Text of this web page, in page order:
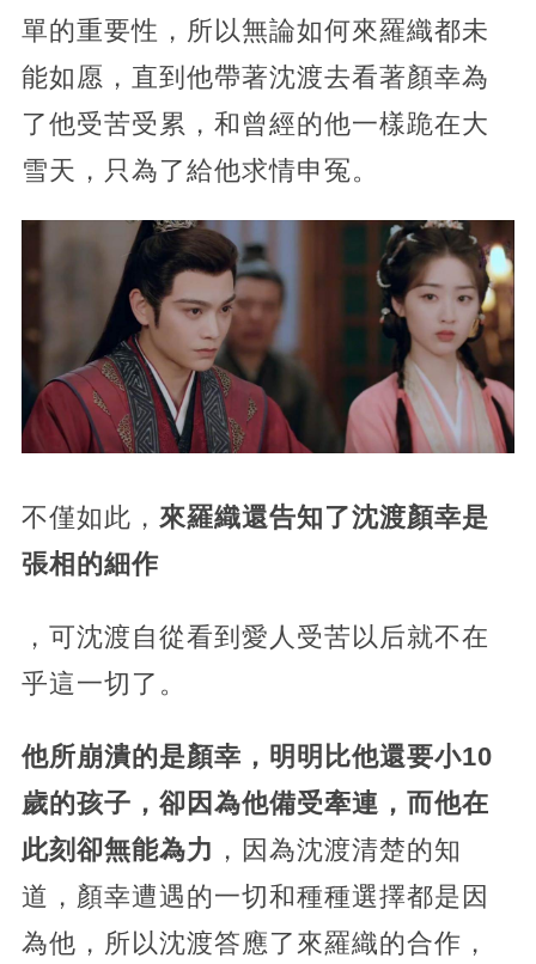
單的重要性，所以無論如何來羅織都未
能如愿，直到他帶著沈渡去看著顏幸為
了他受苦受累，和曾經的他一樣跪在大
雪天，只為了給他求情申冤。
不僅如此， 來羅織還告知了沈渡顏幸是
張相的細作
，可沈渡自從看到愛人受苦以后就不在
乎這一切了。
他所崩潰的是顏幸，明明比他還要小10
歲的孩子，卻因為他備受牽連，而他在
此刻卻無能為力 ，因為沈渡清楚的知
道，顏幸遭遇的一切和種種選擇都是因
為他，所以沈渡答應了來羅織的合作，